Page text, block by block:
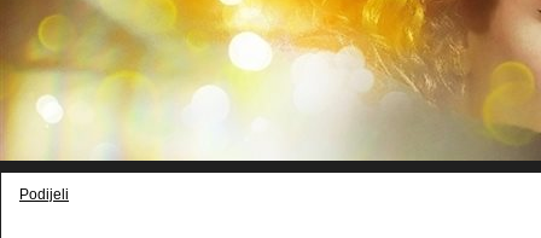
Podijeli